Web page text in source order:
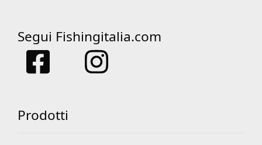
Segui Fishingitalia.com
Prodotti